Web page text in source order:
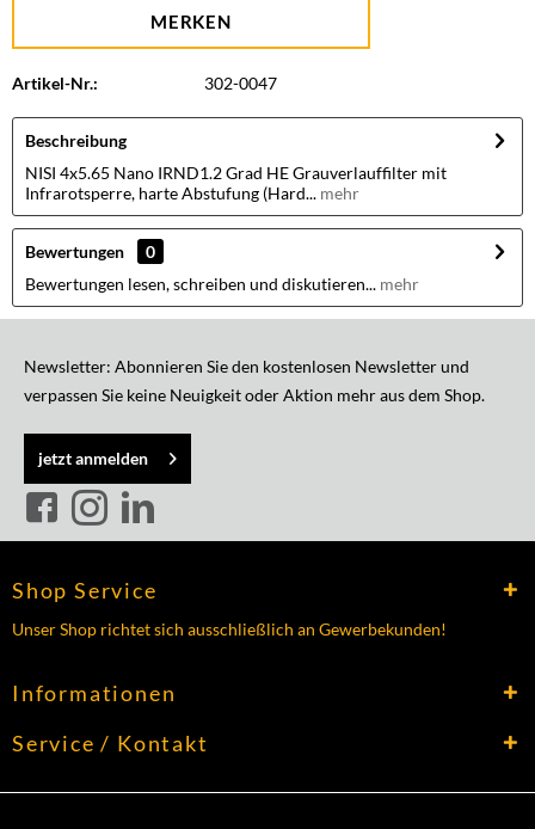
MERKEN
Artikel-Nr.: 302-0047
Beschreibung
NISI 4x5.65 Nano IRND1.2 Grad HE Grauverlauffilter mit
Infrarotsperre, harte Abstufung (Hard... mehr
Bewertungen
0
Bewertungen lesen, schreiben und diskutieren... mehr
Newsletter: Abonnieren Sie den kostenlosen Newsletter und
verpassen Sie keine Neuigkeit oder Aktion mehr aus dem Shop.
jetzt anmelden
Shop Service
Unser Shop richtet sich ausschließlich an Gewerbekunden!
Informationen
Service / Kontakt